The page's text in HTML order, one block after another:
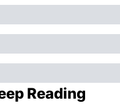
Reading